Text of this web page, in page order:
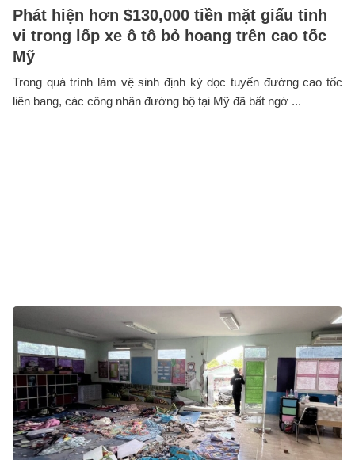
Phát hiện hơn $130,000 tiền mặt giấu tinh
vi trong lốp xe ô tô bỏ hoang trên cao tốc
Mỹ
Trong quá trình làm vệ sinh định kỳ dọc tuyến đường cao tốc
liên bang, các công nhân đường bộ tại Mỹ đã bất ngờ ...